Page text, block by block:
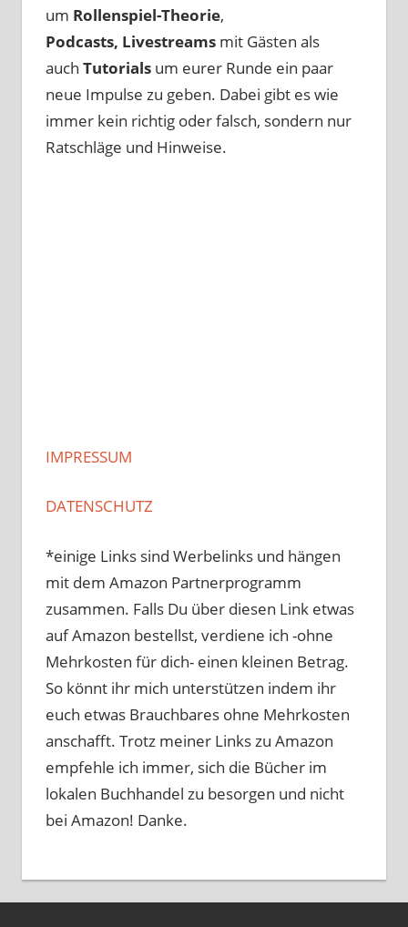
um Rollenspiel-Theorie,
Podcasts, Livestreams mit Gästen als
auch Tutorials um eurer Runde ein paar
neue Impulse zu geben. Dabei gibt es wie
immer kein richtig oder falsch, sondern nur
Ratschläge und Hinweise.
IMPRESSUM
DATENSCHUTZ
*einige Links sind Werbelinks und hängen
mit dem Amazon Partnerprogramm
zusammen. Falls Du über diesen Link etwas
auf Amazon bestellst, verdiene ich -ohne
Mehrkosten für dich- einen kleinen Betrag.
So könnt ihr mich unterstützen indem ihr
euch etwas Brauchbares ohne Mehrkosten
anschafft. Trotz meiner Links zu Amazon
empfehle ich immer, sich die Bücher im
lokalen Buchhandel zu besorgen und nicht
bei Amazon! Danke.